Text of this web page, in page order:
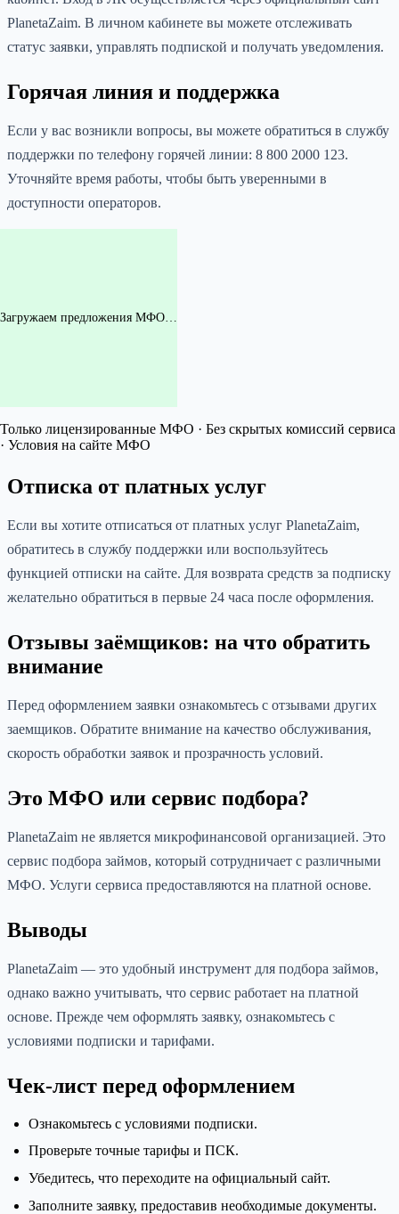
PlanetaZaim. В личном кабинете вы можете отслеживать
статус заявки, управлять подпиской и получать уведомления.
Горячая линия и поддержка
Если у вас возникли вопросы, вы можете обратиться в службу
поддержки по телефону горячей линии: 8 800 2000 123.
Уточняйте время работы, чтобы быть уверенными в
доступности операторов.
Загружаем предложения МФО…
Только лицензированные МФО · Без скрытых комиссий сервиса
· Условия на сайте МФО
Отписка от платных услуг
Если вы хотите отписаться от платных услуг PlanetaZaim,
обратитесь в службу поддержки или воспользуйтесь
функцией отписки на сайте. Для возврата средств за подписку
желательно обратиться в первые 24 часа после оформления.
Отзывы заёмщиков: на что обратить
внимание
Перед оформлением заявки ознакомьтесь с отзывами других
заемщиков. Обратите внимание на качество обслуживания,
скорость обработки заявок и прозрачность условий.
Это МФО или сервис подбора?
PlanetaZaim не является микрофинансовой организацией. Это
сервис подбора займов, который сотрудничает с различными
МФО. Услуги сервиса предоставляются на платной основе.
Выводы
PlanetaZaim — это удобный инструмент для подбора займов,
однако важно учитывать, что сервис работает на платной
основе. Прежде чем оформлять заявку, ознакомьтесь с
условиями подписки и тарифами.
Чек-лист перед оформлением
Ознакомьтесь с условиями подписки.
Проверьте точные тарифы и ПСК.
Убедитесь, что переходите на официальный сайт.
Заполните заявку, предоставив необходимые документы.